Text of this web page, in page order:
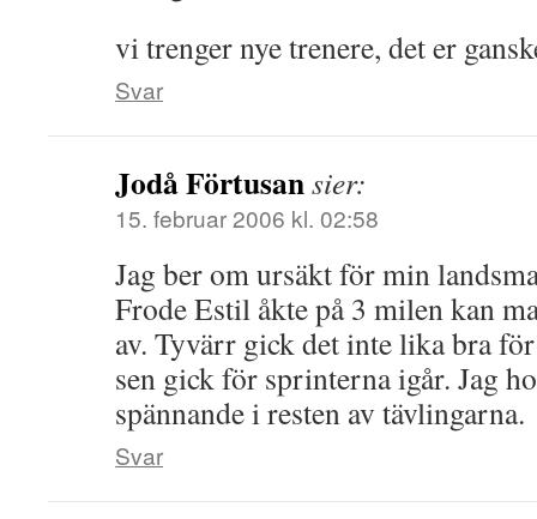
vi trenger nye trenere, det er
Svar
Jodå Förtusansier:
15. februar 2006 kl. 02:58
Jag ber om ursäkt för min
Frode Estil åkte på 3 milen kan
av. Tyvärr gick det inte lika bra
sen gick för sprinterna igår. Jag
spännande i resten av tävlingarna.
Svar